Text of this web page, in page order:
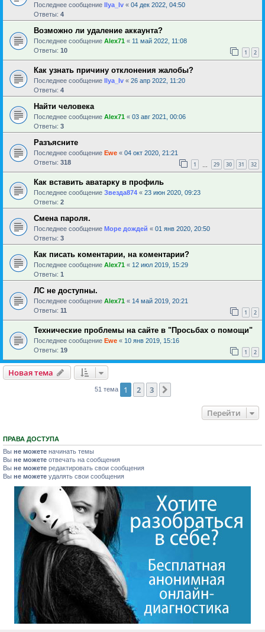
Последнее сообщение Ilya_Iv « 04 дек 2022, 04:50
Ответы: 4
Возможно ли удаление аккаунта?
Последнее сообщение Alex71 « 11 май 2022, 11:08
Ответы: 10 1 2
Как узнать причину отклонения жалобы?
Последнее сообщение Ilya_Iv « 26 апр 2022, 11:20
Ответы: 4
Найти человека
Последнее сообщение Alex71 « 03 авг 2021, 00:06
Ответы: 3
Разъясните
Последнее сообщение Ewe « 04 окт 2020, 21:21
Ответы: 318 1 29 30 31 32
Как вставить аватарку в профиль
Последнее сообщение Звезда874 « 23 июн 2020, 09:23
Ответы: 2
Смена пароля.
Последнее сообщение Море дождей « 01 янв 2020, 20:50
Ответы: 3
Как писать коментарии, на коментарии?
Последнее сообщение Alex71 « 12 июл 2019, 15:29
Ответы: 1
ЛС не доступны.
Последнее сообщение Alex71 « 14 май 2019, 20:21
Ответы: 11 1 2
Технические проблемы на сайте в "Просьбах о помощи"
Последнее сообщение Ewe « 10 янв 2019, 15:16
Ответы: 19 1 2
Новая тема
51 тема 1 2 3
Перейти
ПРАВА ДОСТУПА
Вы не можете начинать темы
Вы не можете отвечать на сообщения
Вы не можете редактировать свои сообщения
Вы не можете удалять свои сообщения